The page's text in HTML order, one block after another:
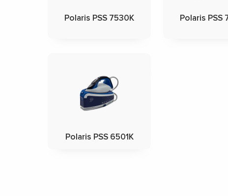
Polaris PSS 7530K Polaris PSS
Polaris PSS 6501K